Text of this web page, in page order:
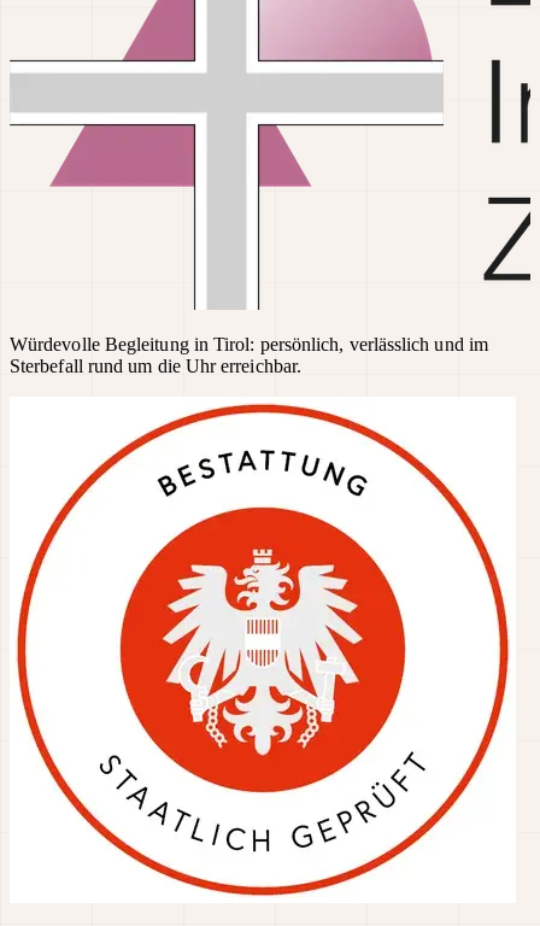
Würdevolle Begleitung in Tirol: persönlich, verlässlich und im
Sterbefall rund um die Uhr erreichbar.